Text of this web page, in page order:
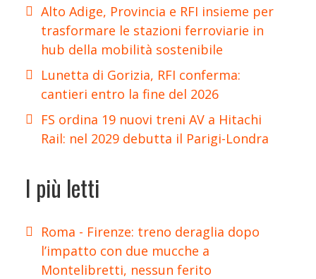
Alto Adige, Provincia e RFI insieme per
trasformare le stazioni ferroviarie in
hub della mobilità sostenibile
Lunetta di Gorizia, RFI conferma:
cantieri entro la fine del 2026
FS ordina 19 nuovi treni AV a Hitachi
Rail: nel 2029 debutta il Parigi-Londra
I più letti
Roma - Firenze: treno deraglia dopo
l’impatto con due mucche a
Montelibretti, nessun ferito